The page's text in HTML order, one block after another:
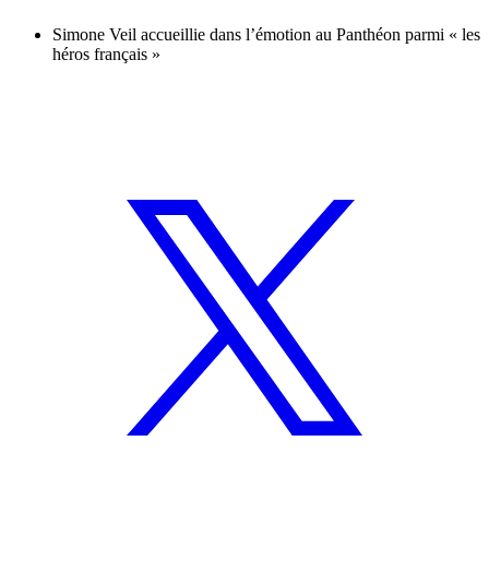
Simone Veil accueillie dans l’émotion au Panthéon parmi « les
héros français »